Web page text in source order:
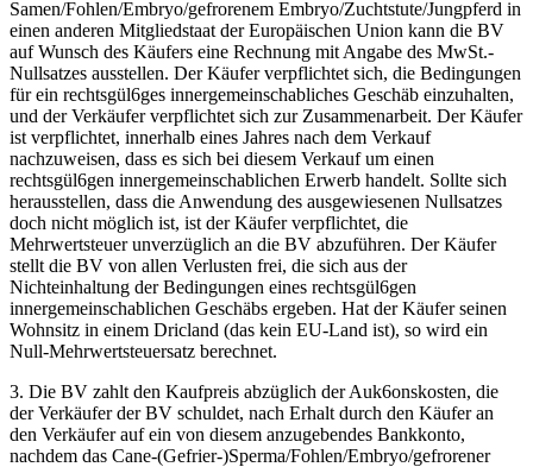
Samen/Fohlen/Embryo/gefrorenem Embryo/Zuchtstute/Jungpferd in
einen anderen Mitgliedstaat der Europäischen Union kann die BV
auf Wunsch des Käufers eine Rechnung mit Angabe des MwSt.-
Nullsatzes ausstellen. Der Käufer verpflichtet sich, die Bedingungen
für ein rechtsgül6ges innergemeinschabliches Geschäb einzuhalten,
und der Verkäufer verpflichtet sich zur Zusammenarbeit. Der Käufer
ist verpflichtet, innerhalb eines Jahres nach dem Verkauf
nachzuweisen, dass es sich bei diesem Verkauf um einen
rechtsgül6gen innergemeinschablichen Erwerb handelt. Sollte sich
herausstellen, dass die Anwendung des ausgewiesenen Nullsatzes
doch nicht möglich ist, ist der Käufer verpflichtet, die
Mehrwertsteuer unverzüglich an die BV abzuführen. Der Käufer
stellt die BV von allen Verlusten frei, die sich aus der
Nichteinhaltung der Bedingungen eines rechtsgül6gen
innergemeinschablichen Geschäbs ergeben. Hat der Käufer seinen
Wohnsitz in einem Dricland (das kein EU-Land ist), so wird ein
Null-Mehrwertsteuersatz berechnet.
3. Die BV zahlt den Kaufpreis abzüglich der Auk6onskosten, die
der Verkäufer der BV schuldet, nach Erhalt durch den Käufer an
den Verkäufer auf ein von diesem anzugebendes Bankkonto,
nachdem das Cane-(Gefrier-)Sperma/Fohlen/Embryo/gefrorener